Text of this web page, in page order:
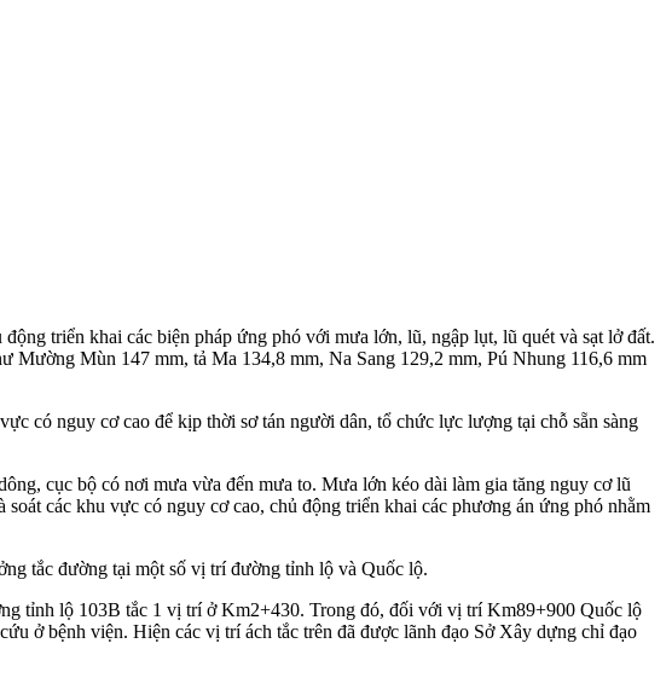
triển khai các biện pháp ứng phó với mưa lớn, lũ, ngập lụt, lũ quét và sạt lở đất.
Mường Mùn 147 mm, tả Ma 134,8 mm, Na Sang 129,2 mm, Pú Nhung 116,6 mm
có nguy cơ cao để kịp thời sơ tán người dân, tổ chức lực lượng tại chỗ sẵn sàng
cục bộ có nơi mưa vừa đến mưa to. Mưa lớn kéo dài làm gia tăng nguy cơ lũ
các khu vực có nguy cơ cao, chủ động triển khai các phương án ứng phó nhằm
tắc đường tại một số vị trí đường tỉnh lộ và Quốc lộ.
tỉnh lộ 103B tắc 1 vị trí ở Km2+430. Trong đó, đối với vị trí Km89+900 Quốc lộ
ở bệnh viện. Hiện các vị trí ách tắc trên đã được lãnh đạo Sở Xây dựng chỉ đạo